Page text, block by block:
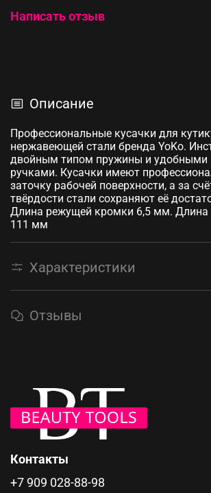
Написать отзыв
Описание
Профессиональные кусачки для
нержавеющей стали бренда YoKo.
двойным типом пружины и удобными
ручками. Кусачки имеют
заточку рабочей поверхности, а за
твёрдости стали сохраняют её
Длина режущей кромки 6,5 мм. Длина
111 мм
Характеристики
Отзывы
Контакты
+7 909 028-88-98